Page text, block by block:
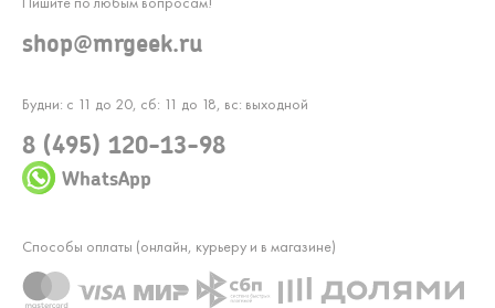
Будни: с 11 до 20, сб: 11 до 18, вс: выходной
8 (495) 120-13-98
WhatsApp
shop@mrgeek.ru
Способы оплаты (онлайн, курьеру и в магазине)